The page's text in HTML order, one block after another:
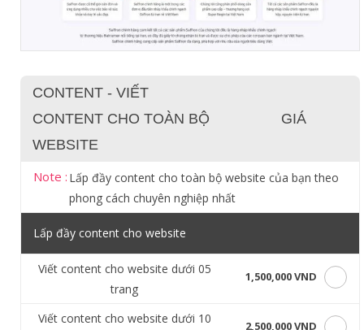
CONTENT - VIẾT
CONTENT CHO TOÀN BỘ
WEBSITE
GIÁ
Note : Lấp đầy content cho toàn bộ website của bạn theo
phong cách chuyên nghiệp nhất
Lấp đầy content cho website
Viết content cho website dưới 05
trang
1,500,000 VND
Viết content cho website dưới 10
2,500,000 VND